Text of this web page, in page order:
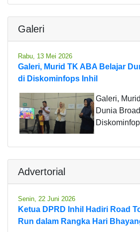
Galeri
Rabu, 13 Mei 2026
Galeri, Murid TK ABA Belajar
di Diskominfops Inhil
Galeri,
Dunia
Advertorial
Senin, 22 Juni 2026
Ketua DPRD Inhil Hadiri Road
Run dalam Rangka Hari